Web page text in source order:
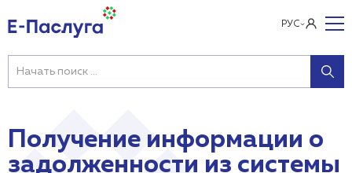
РУС
Получение информации о
задолженности из системы